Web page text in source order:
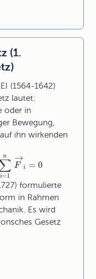
(1.
(1564-1642)
lautet:
oder in
Bewegung,
ihn wirkenden
i=1
n
F
→
i = 0
formulierte
in Rahmen
Es wird
Gesetz